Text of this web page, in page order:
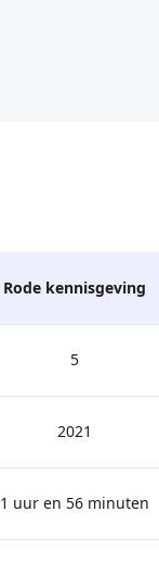
Rode kennisgeving
5
2021
1 uur en 56 minuten